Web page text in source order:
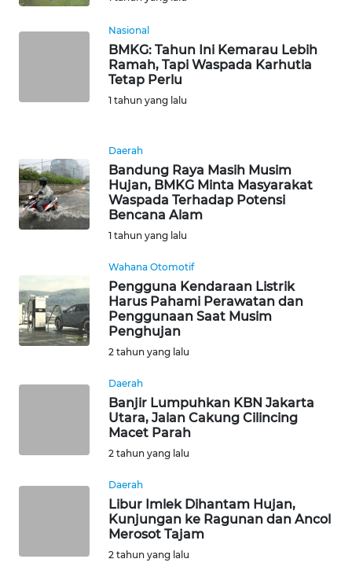
Nasional
BMKG: Tahun Ini Kemarau Lebih
Ramah, Tapi Waspada Karhutla
Tetap Perlu
1 tahun yang lalu
Daerah
Bandung Raya Masih Musim
Hujan, BMKG Minta Masyarakat
Waspada Terhadap Potensi
Bencana Alam
1 tahun yang lalu
Wahana Otomotif
Pengguna Kendaraan Listrik
Harus Pahami Perawatan dan
Penggunaan Saat Musim
Penghujan
2 tahun yang lalu
Daerah
Banjir Lumpuhkan KBN Jakarta
Utara, Jalan Cakung Cilincing
Macet Parah
2 tahun yang lalu
Daerah
Libur Imlek Dihantam Hujan,
Kunjungan ke Ragunan dan Ancol
Merosot Tajam
2 tahun yang lalu
WN
WN
JATENG
WN
JOGJA
KALBAR